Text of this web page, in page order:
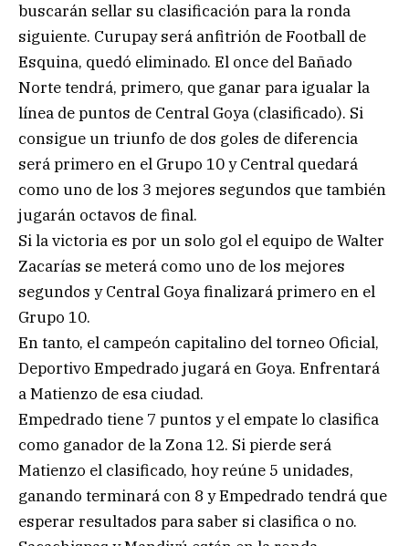
buscarán sellar su clasificación para la ronda
siguiente. Curupay será anfitrión de Football de
Esquina, quedó eliminado. El once del Bañado
Norte tendrá, primero, que ganar para igualar la
línea de puntos de Central Goya (clasificado). Si
consigue un triunfo de dos goles de diferencia
será primero en el Grupo 10 y Central quedará
como uno de los 3 mejores segundos que también
jugarán octavos de final.
Si la victoria es por un solo gol el equipo de Walter
Zacarías se meterá como uno de los mejores
segundos y Central Goya finalizará primero en el
Grupo 10.
En tanto, el campeón capitalino del torneo Oficial,
Deportivo Empedrado jugará en Goya. Enfrentará
a Matienzo de esa ciudad.
Empedrado tiene 7 puntos y el empate lo clasifica
como ganador de la Zona 12. Si pierde será
Matienzo el clasificado, hoy reúne 5 unidades,
ganando terminará con 8 y Empedrado tendrá que
esperar resultados para saber si clasifica o no.